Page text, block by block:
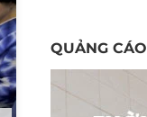
QUẢNG CÁO